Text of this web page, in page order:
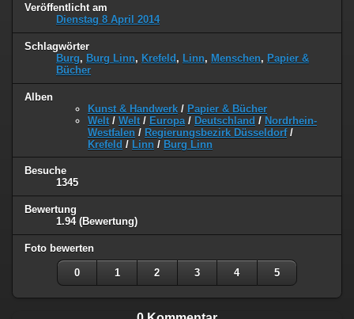
Veröffentlicht am
Dienstag 8 April 2014
Schlagwörter
Burg, Burg Linn, Krefeld, Linn, Menschen, Papier &
Bücher
Alben
Kunst & Handwerk / Papier & Bücher
Welt / Welt / Europa / Deutschland / Nordrhein-
Westfalen / Regierungsbezirk Düsseldorf/
Krefeld / Linn / Burg Linn
Besuche
1345
Bewertung
1.94 (Bewertung)
Foto bewerten
0 1 2 3 4 5